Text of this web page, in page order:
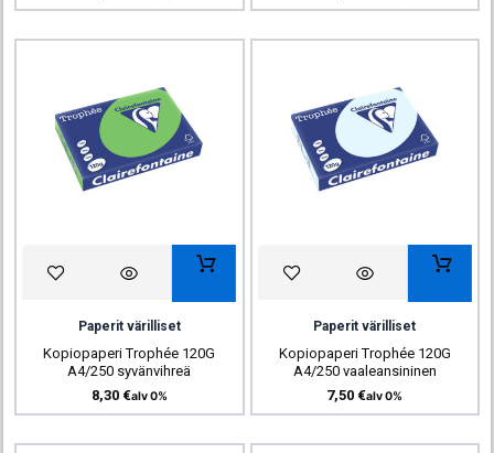
Paperit värilliset
Kopiopaperi Trophée 120G
A4/250 syvänvihreä
8,30 €alv 0%
Paperit värilliset
Kopiopaperi Trophée 120G
A4/250 vaaleansininen
7,50 €alv 0%